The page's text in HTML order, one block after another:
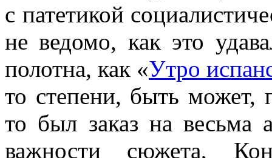
с патетикой
не ведомо, как это
полотна, как «Утро
то степени, быть может,
то был заказ на весьма
важности сюжета,